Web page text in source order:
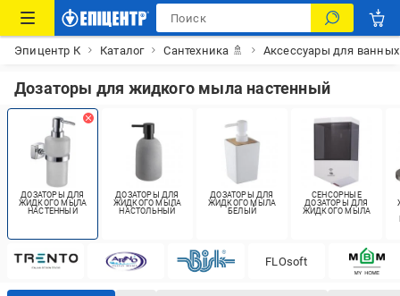
Эпицентр К Каталог Сантехника 🚿 Аксессуары для
Дозаторы для жидкого мыла настенный
ДОЗАТОРЫ ДЛЯ
ЖИДКОГО МЫЛА
НАСТЕННЫЙ
ДОЗАТОРЫ ДЛЯ
ЖИДКОГО МЫЛА
НАСТОЛЬНЫЙ
ДОЗАТОРЫ ДЛЯ
ЖИДКОГО МЫЛА
БЕЛЫЙ
СЕНСОРНЫЕ
ДОЗАТОРЫ ДЛЯ
ЖИДКОГО МЫЛА
FLOsoft